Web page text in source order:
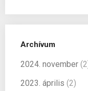
Archívum
2024. november
2023. április (2)